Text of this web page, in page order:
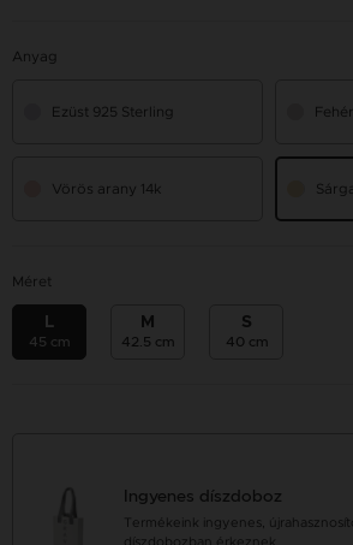
Anyag
Ezüst 925 Sterling
Vörös arany 14k
Méret
L
45 cm
M
42.5 cm
S
40 cm
Ingyenes díszdoboz
Termékeink ingyenes,
díszdobozban érkeznek